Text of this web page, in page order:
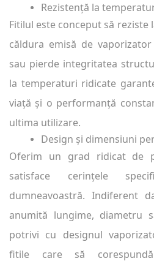
Rezistență la
Fitilul este conceput să reziste
căldura emisă de
sau pierde integritatea
la temperaturi ridicate
viață și o performanță
ultima utilizare.
Design și dimensiuni
Oferim un grad ridicat de
satisface cerințele
dumneavoastră. Indiferent
anumită lungime, diametru
potrivi cu designul
fitile care să